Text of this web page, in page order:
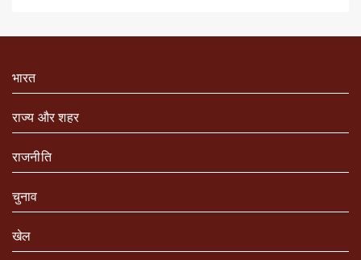
भारत
राज्य और शहर
राजनीति
चुनाव
खेल